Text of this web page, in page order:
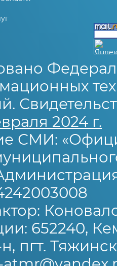
2024 г.
СМИ:
652240,
пгт.